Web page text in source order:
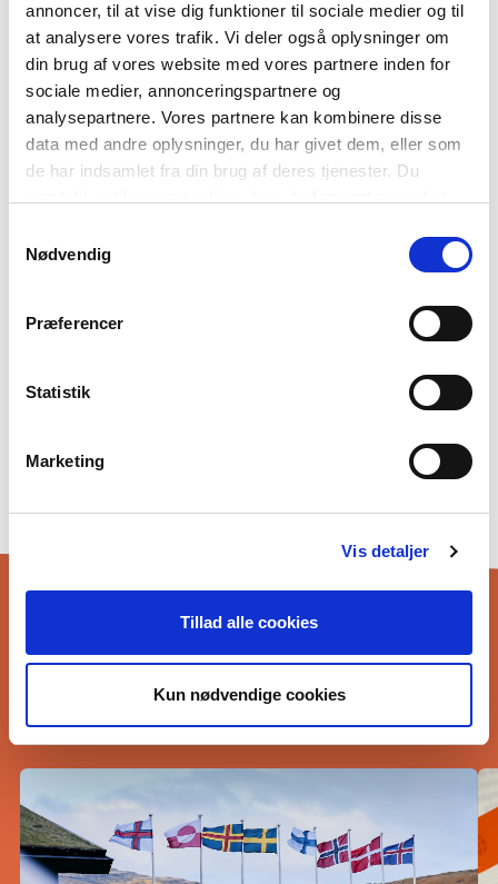
annoncer, til at vise dig funktioner til sociale medier og til
at analysere vores trafik. Vi deler også oplysninger om
din brug af vores website med vores partnere inden for
sociale medier, annonceringspartnere og
analysepartnere. Vores partnere kan kombinere disse
data med andre oplysninger, du har givet dem, eller som
de har indsamlet fra din brug af deres tjenester. Du
Nødvendig
Præferencer
Statistik
Marketing
Vis detaljer
Tillad alle cookies
Kun nødvendige cookies
UM NORDEN I SKOLEN
Samband við
Ofta settir spurningar
Aðrar verkætlanir okkara
Norðurlendskt samstarv
Fá starvsvenjingina hjá okkum
Cookiepolitik
Tíðindi
FLEIRI TÍÐINDI